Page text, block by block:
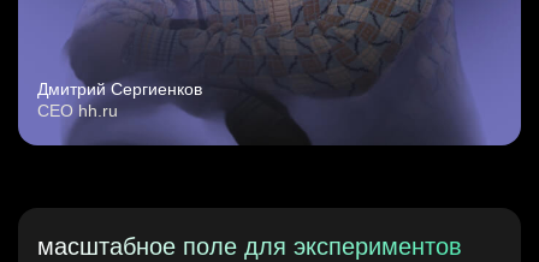
Дмитрий Сергиенков
CEO hh.ru
масштабное поле для экспериментов